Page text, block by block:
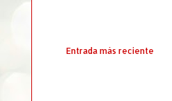
Entrada más reciente